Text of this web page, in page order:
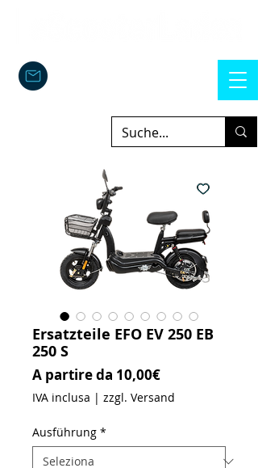
Ersatzteile EFO EV 250 EB
250 S
A partire da 10,00€Prezzo scontato
IVA inclusa | zzgl. Versand
Ausführung *